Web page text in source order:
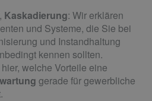
, Kaskadierung: Wir erklären
und Systeme, die Sie bei
und Instandhaltung
kennen sollten.
welche Vorteile eine
gerade für gewerbliche